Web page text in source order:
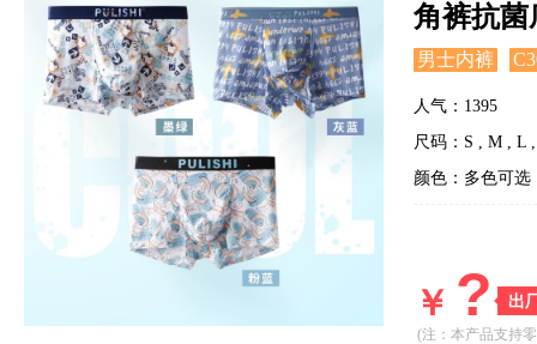
角裤抗菌
男士内裤
人气：1395
尺码：S , M , L
颜色：多色可选
出
￥ ?
(注：本产品支持